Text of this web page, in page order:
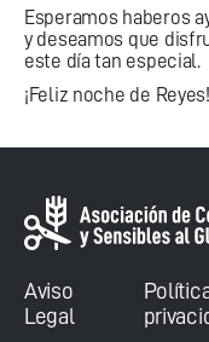
Esperamos haberos
y deseamos que
este día tan especial.
¡Feliz noche de Reyes!
Aviso
Legal